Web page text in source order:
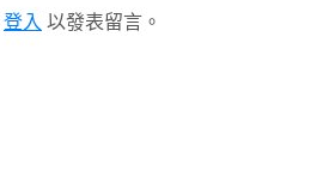
登入 以發表留言。